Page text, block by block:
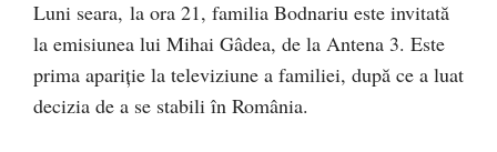
Luni seara, la ora 21, familia Bodnariu este invitată
la emisiunea lui Mihai Gâdea, de la Antena 3. Este
prima apariție la televiziune a familiei, după ce a luat
decizia de a se stabili în România.